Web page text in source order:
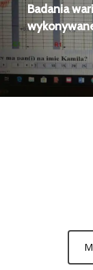
Badania